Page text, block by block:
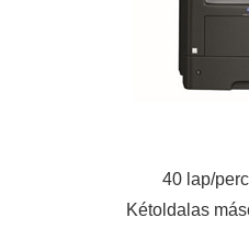
40 lap/
Kétoldalas